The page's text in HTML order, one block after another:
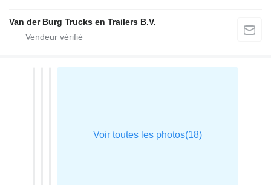
Van der Burg Trucks en Trailers B.V.